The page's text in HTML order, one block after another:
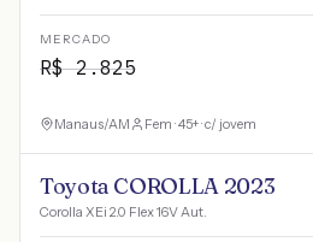
MERCADO
R$2.825
Manaus/AM Fem · 45+ · c/ jovem
Toyota COROLLA 2023
Corolla XEi 2.0 Flex 16V Aut.